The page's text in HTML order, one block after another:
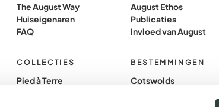
The August Way
Huiseigenaren
FAQ
August Ethos
Publicaties
Invloed van August
COLLECTIES
Pied à Terre
BESTEMMINGEN
Cotswolds